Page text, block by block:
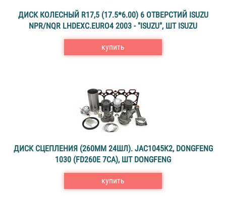
ДИСК КОЛЕСНЫЙ R17,5 (17.5*6.00) 6 ОТВЕРСТИЙ ISUZU
NPR/NQR LHDEXC.EURO4 2003 - "ISUZU", ШТ ISUZU
купить
ДИСК СЦЕПЛЕНИЯ (260MM 24ШЛ). JAC1045K2, DONGFENG
1030 (FD260E 7CA), ШТ DONGFENG
купить